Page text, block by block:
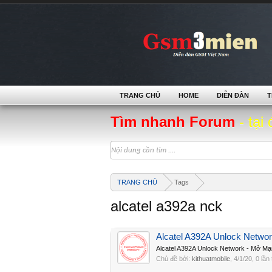
Tìm nhanh Forum - tại
TRANG CHỦ Tags
alcatel a392a nck
Alcatel A392A Unlock
Alcatel A392A Unlock Network - Mở
Chủ đề bởi: kithuatmobile 4/1/20 , 0
TRANG CHỦ HOME DIỄN ĐÀN